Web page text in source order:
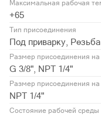
Максимальная рабочая
+65
Тип присоединения
Под приварку, Резьба
Размер присоединения на
G 3/8", NPT 1/4"
Размер присоединения
NPT 1/4"
Состояние рабочей среды